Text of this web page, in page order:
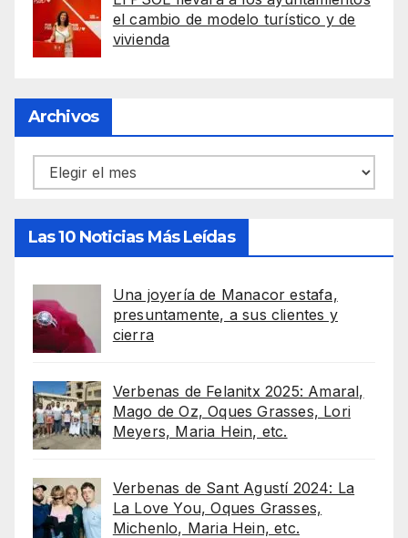
el cambio de modelo turístico y de
vivienda
Archivos
Archivos
Las 10 Noticias Más Leídas
Una joyería de Manacor estafa,
presuntamente, a sus clientes y
cierra
Verbenas de Felanitx 2025: Amaral,
Mago de Oz, Oques Grasses, Lori
Meyers, Maria Hein, etc.
Verbenas de Sant Agustí 2024: La
La Love You, Oques Grasses,
Michenlo, Maria Hein, etc.